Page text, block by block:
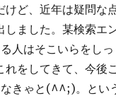
けど、近年は疑問な
しました。某検索エ
人はそこいらをしっ
れをしてきて、今後
なきゃと(^^;)。とい